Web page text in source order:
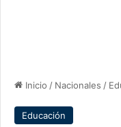
Inicio / Nacionales /
Educación